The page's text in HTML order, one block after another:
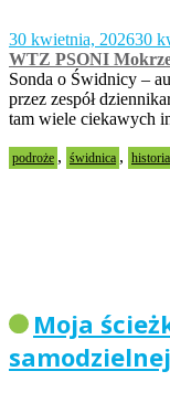
30 kwietnia, 202630
WTZ PSONI
Sonda o Świdnicy –
przez zespół
tam wiele ciekawych
podroże , świdnica , historia
Moja